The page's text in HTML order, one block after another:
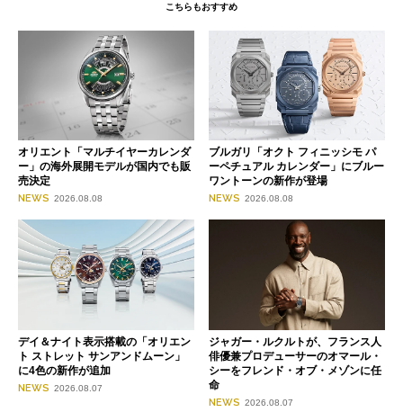
こちらもおすすめ
オリエント「マルチイヤーカレンダ
ー」の海外展開モデルが国内でも販
売決定
NEWS 2026.08.08
ブルガリ「オクト フィニッシモ パ
ーペチュアル カレンダー」にブルー
ワントーンの新作が登場
NEWS 2026.08.08
デイ＆ナイト表示搭載の「オリエン
ト ストレット サンアンドムーン」
に4色の新作が追加
NEWS 2026.08.07
ジャガー・ルクルトが、フランス人
俳優兼プロデューサーのオマール・
シーをフレンド・オブ・メゾンに任
命
NEWS 2026.08.07